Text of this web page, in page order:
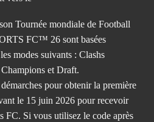
Tournée mondiale de Football
FC™ 26 sont basées
modes suivants : Clashs
et Draft.
pour obtenir la première
le 15 juin 2026 pour recevoir
FC. Si vous utilisez le code après